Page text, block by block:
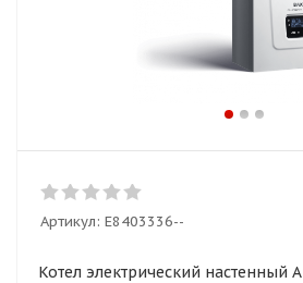
Артикул: E8403336--
Котел электрический настенный